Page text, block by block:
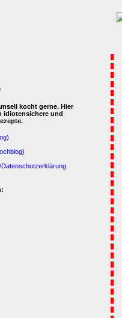
kocht gerne. Hier
idiotensichere und